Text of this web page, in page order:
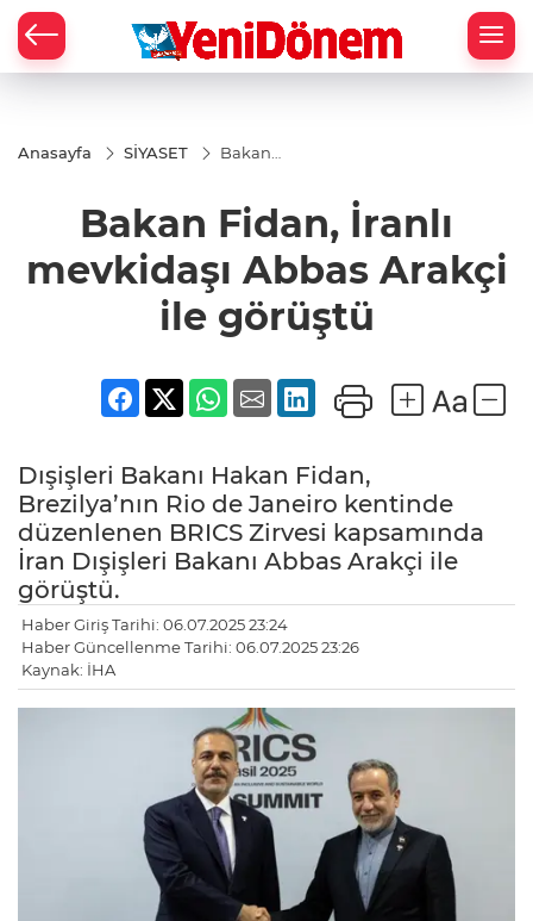
Anasayfa SİYASET
Bakan
mevkidaşı
Abbas
görüştü
Bakan Fidan, İranlı
mevkidaşı Abbas Arakçi
ile görüştü
Dışişleri Bakanı Hakan Fidan,
Brezilya’nın Rio de Janeiro kentinde
düzenlenen BRICS Zirvesi kapsamında
İran Dışişleri Bakanı Abbas Arakçi ile
görüştü.
Haber Giriş Tarihi: 06.07.2025 23:24
Haber Güncellenme Tarihi: 06.07.2025 23:26
Kaynak: İHA